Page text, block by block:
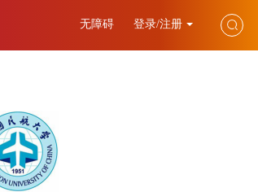
无障碍 登录/注册